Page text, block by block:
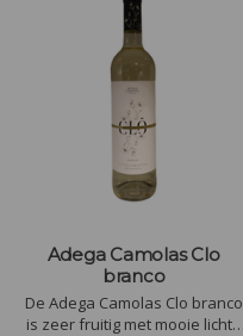
Adega Camolas Clo
branco
De Adega Camolas Clo branco
is zeer fruitig met mooie lichte